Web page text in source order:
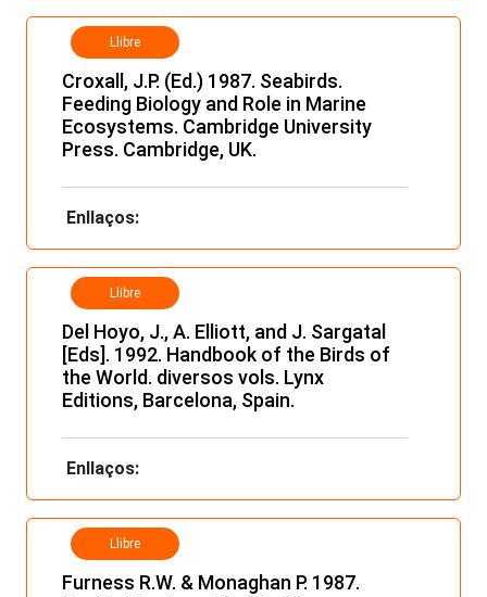
Llibre
Croxall, J.P. (Ed.) 1987. Seabirds.
Feeding Biology and Role in Marine
Ecosystems. Cambridge University
Press. Cambridge, UK.
Enllaços:
Llibre
Del Hoyo, J., A. Elliott, and J. Sargatal
[Eds]. 1992. Handbook of the Birds of
the World. diversos vols. Lynx
Editions, Barcelona, Spain.
Enllaços:
Llibre
Furness R.W. & Monaghan P. 1987.